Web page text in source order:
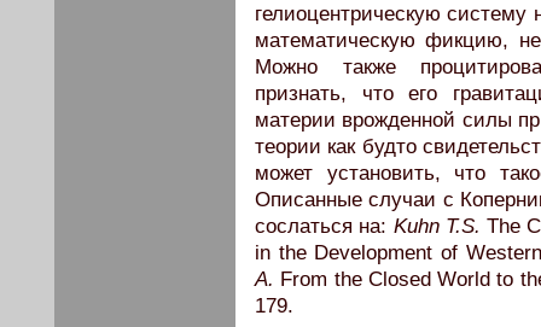
гелиоцентрическую систему
математическую фикцию,
Можно также
признать, что его
материи врожденной силы
теории как будто
может установить, что
Описанные случаи с
сослаться на: Kuhn T.S. The
in the Development of
A. From the Closed World to
179.